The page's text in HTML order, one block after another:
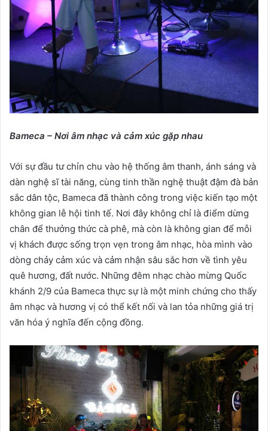
Bameca – Nơi âm nhạc và cảm xúc gặp nhau
Với sự đầu tư chỉn chu vào hệ thống âm thanh, ánh sáng và
dàn nghệ sĩ tài năng, cùng tinh thần nghệ thuật đậm đà bản
sắc dân tộc, Bameca đã thành công trong việc kiến tạo một
không gian lễ hội tinh tế. Nơi đây không chỉ là điểm dừng
chân để thưởng thức cà phê, mà còn là không gian để mỗi
vị khách được sống trọn vẹn trong âm nhạc, hòa mình vào
dòng chảy cảm xúc và cảm nhận sâu sắc hơn về tình yêu
quê hương, đất nước. Những đêm nhạc chào mừng Quốc
khánh 2/9 của Bameca thực sự là một minh chứng cho thấy
âm nhạc và hương vị có thể kết nối và lan tỏa những giá trị
văn hóa ý nghĩa đến cộng đồng.